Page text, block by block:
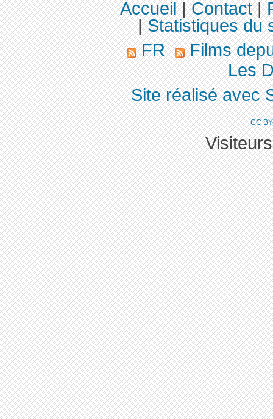
Accueil|Contact|
|Statistiques du
FR
Films
Les
Site réalisé avec
CC